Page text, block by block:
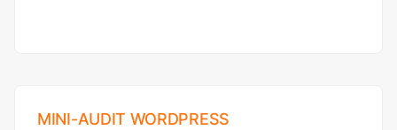
MINI-AUDIT WORDPRESS